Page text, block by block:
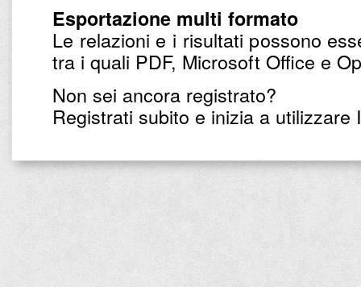
Esportazione multi formato
Le relazioni e i risultati possono
tra i quali PDF, Microsoft Office e
Non sei ancora registrato?
Registrati subito e inizia a utilizzare